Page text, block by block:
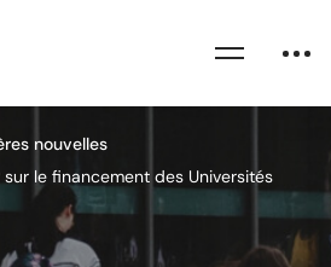
nouvelles
sur le financement des Universités